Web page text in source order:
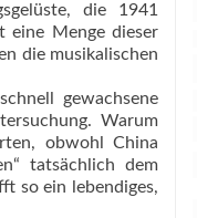
die 1941
eine Menge dieser
die musikalischen
gewachsene
Warum
obwohl China
tatsächlich dem
so ein lebendiges,